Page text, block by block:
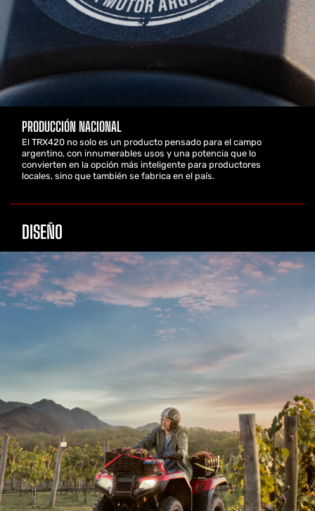
PRODUCCIÓN NACIONAL
El TRX420 no solo es un producto pensado para el campo
argentino, con innumerables usos y una potencia que lo
convierten en la opción más inteligente para productores
locales, sino que también se fabrica en el país.
DISEÑO